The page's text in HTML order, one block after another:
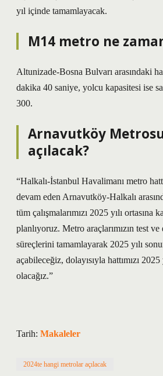
yıl içinde tamamlayacak.
M14 metro ne
Altunizade-Bosna Bulvarı arasındaki
dakika 40 saniye, yolcu kapasitesi ise
300.
Arnavutköy
açılacak?
“Halkalı-İstanbul Havalimanı metro
devam eden Arnavutköy-Halkalı
tüm çalışmalarımızı 2025 yılı ortasına
planlıyoruz. Metro araçlarımızın test
süreçlerini tamamlayarak 2025 yılı
açabileceğiz, dolayısıyla hattımızı 2025
olacağız.”
Tarih: Makaleler
2024te hangi metrolar açılacak